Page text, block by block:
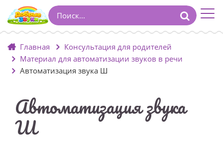
Главная
Консультация для родителей
Материал для автоматизации звуков в речи
Автоматизация звука Ш
Автоматизация звука
Ш